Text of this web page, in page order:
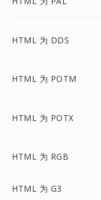
HTML 为 DDS
HTML 为 POTM
HTML 为 POTX
HTML 为 RGB
HTML 为 G3